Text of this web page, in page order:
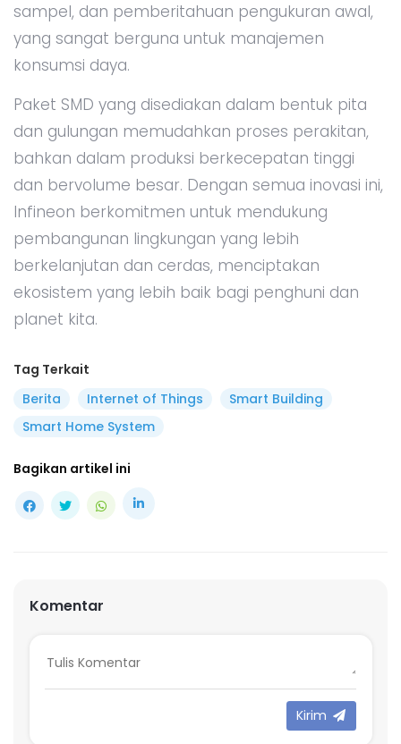
sampel, dan pemberitahuan pengukuran awal,
yang sangat berguna untuk manajemen
konsumsi daya.
Paket SMD yang disediakan dalam bentuk pita
dan gulungan memudahkan proses perakitan,
bahkan dalam produksi berkecepatan tinggi
dan bervolume besar. Dengan semua inovasi ini,
Infineon berkomitmen untuk mendukung
pembangunan lingkungan yang lebih
berkelanjutan dan cerdas, menciptakan
ekosistem yang lebih baik bagi penghuni dan
planet kita.
Tag Terkait
Berita
Internet of Things
Smart Building
Smart Home System
Bagikan artikel ini
Komentar
Kirim